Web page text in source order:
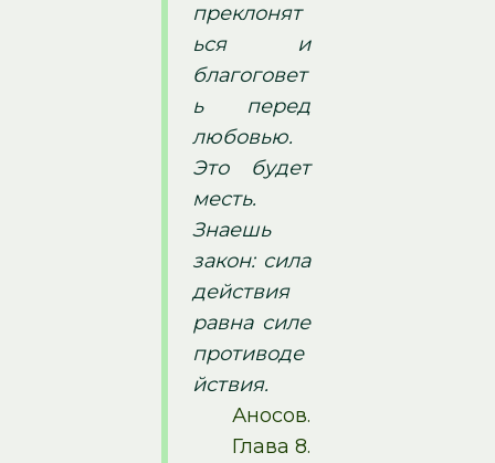
преклонят
ься и
благоговет
ь перед
любовью.
Это будет
месть.
Знаешь
закон: сила
действия
равна силе
противоде
йствия.
Аносов.
Глава 8.